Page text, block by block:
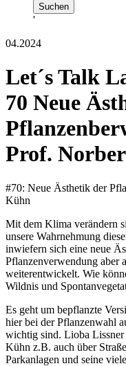
Suchen
'
04.2024
Let´s Talk
70 Neue
Prof.
#70: Neue Ästhetik der
Kühn
Mit dem Klima verändern
unsere Wahrnehmung
inwiefern sich eine neue
Pflanzenverwendung aber
weiterentwickelt. Wie
Wildnis und
Es geht um bepflanzte
hier bei der Pflanzenwahl
wichtig sind. Lioba
Kühn z.B. auch über
Parkanlagen und seine